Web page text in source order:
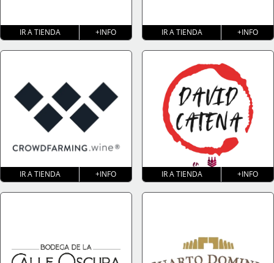
IR A TIENDA +INFO IR A TIENDA +INFO
IR A TIENDA +INFO IR A TIENDA +INFO